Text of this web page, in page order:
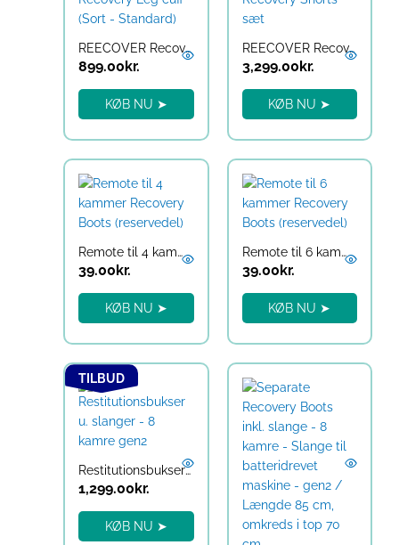
REECOVER Recovery Leg cuff (Sort – Standard)
899.00 kr.
KØB NU ➤
REECOVER Recovery Shorts sæt
3,299.00 kr.
KØB NU ➤
Remote til 4 kammer Recovery Boots (reservedel)
39.00 kr.
KØB NU ➤
Remote til 6 kammer Recovery Boots (reservedel)
39.00 kr.
KØB NU ➤
TILBUD
Restitutionsbukser u. slanger – 8 kamre gen2
Den
oprindelige
pris
var:
1,799.00kr..
1,299.00 kr.
pris
er:
KØB NU ➤